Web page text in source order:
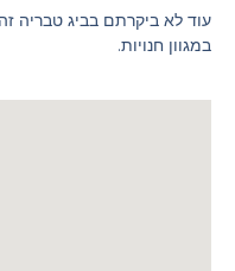
עוד לא ביקרתם בביג טבריה
במגוון חנויות.